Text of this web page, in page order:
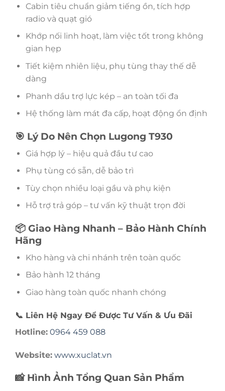
Cabin tiêu chuẩn giảm tiếng ồn, tích hợp
radio và quạt gió
Khớp nối linh hoạt, làm việc tốt trong không
gian hẹp
Tiết kiệm nhiên liệu, phụ tùng thay thế dễ
dàng
Phanh dầu trợ lực kép – an toàn tối đa
Hệ thống làm mát đa cấp, hoạt động ổn định
🎯 Lý Do Nên Chọn Lugong T930
Giá hợp lý – hiệu quả đầu tư cao
Phụ tùng có sẵn, dễ bảo trì
Tùy chọn nhiều loại gầu và phụ kiện
Hỗ trợ trả góp – tư vấn kỹ thuật trọn đời
📦 Giao Hàng Nhanh – Bảo Hành Chính
Hãng
Kho hàng và chi nhánh trên toàn quốc
Bảo hành 12 tháng
Giao hàng toàn quốc nhanh chóng
📞 Liên Hệ Ngay Để Được Tư Vấn & Ưu Đãi
Hotline: 0964 459 088
Website: www.xuclat.vn
📸 Hình Ảnh Tổng Quan Sản Phẩm